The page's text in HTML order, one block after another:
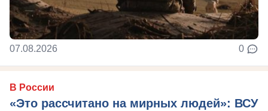
07.08.2026 0
В России
«Это рассчитано на мирных людей»: ВСУ